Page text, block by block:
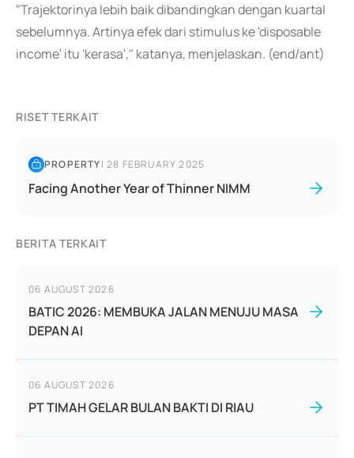
"Trajektorinya lebih baik dibandingkan dengan kuartal
sebelumnya. Artinya efek dari stimulus ke 'disposable
income' itu 'kerasa'," katanya, menjelaskan. (end/ant)
RISET TERKAIT
PROPERTY|28 FEBRUARY 2025
Facing Another Year of Thinner NIMM
BERITA TERKAIT
06 AUGUST 2026
BATIC 2026: MEMBUKA JALAN MENUJU MASA
DEPAN AI
06 AUGUST 2026
PT TIMAH GELAR BULAN BAKTI DI RIAU